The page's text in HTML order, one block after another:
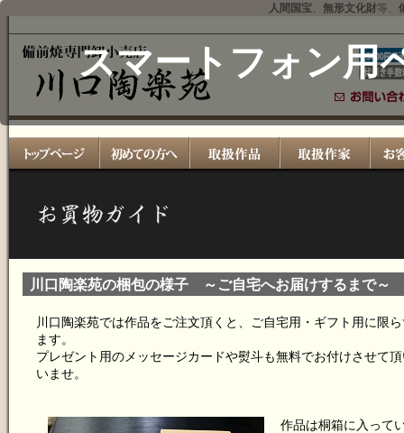
人間国宝、 無形文化財等、
スマートフォン用
川口陶楽苑の梱包の様子 ～ご自宅へお届けするまで～
川口陶楽苑では作品をご注文頂くと、ご自宅用・ギフト用に限
ます。
プレゼント用のメッセージカードや熨斗も無料でお付けさせて
いませ。
作品は桐箱に入って